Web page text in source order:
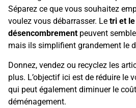
Séparez ce que vous souhaitez
voulez vous débarrasser. Le tri et le
désencombrement peuvent
mais ils simplifient grandement le
Donnez, vendez ou recyclez les
plus. L’objectif ici est de réduire le
qui peut également diminuer le
déménagement.